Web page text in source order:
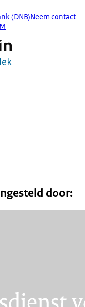
(DNB)Neem contact
door: